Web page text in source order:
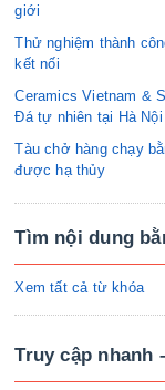
giới
Thử nghiệm thành
kết nối
Ceramics Vietnam &
Đá tự nhiên tại Hà Nội
Tàu chở hàng chạy
được hạ thủy
Tìm nội dung
Xem tất cả từ khóa
Truy cập nhanh